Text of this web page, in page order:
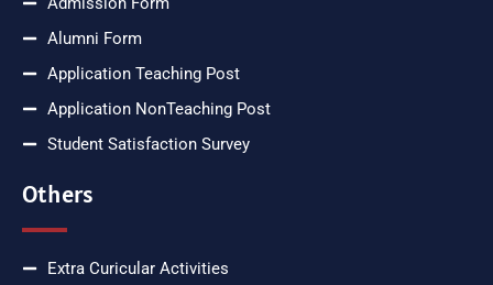
Alumni Form
Application Teaching Post
Application NonTeaching Post
Student Satisfaction Survey
Others
Extra Curicular Activities